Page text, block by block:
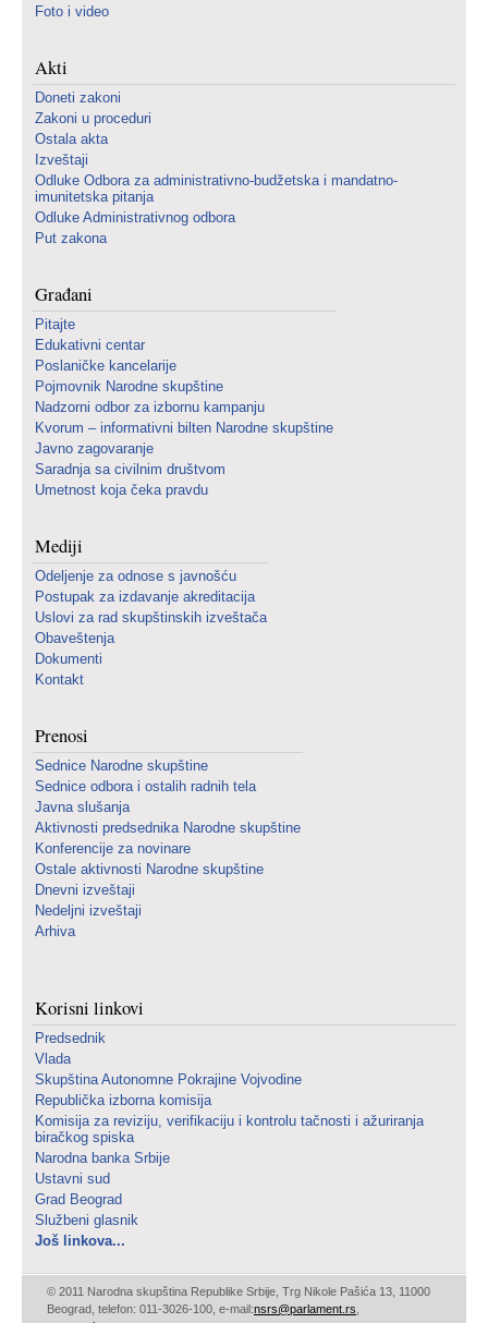
Foto i video
Akti
Doneti zakoni
Zakoni u proceduri
Ostala akta
Izveštaji
Odluke Odbora za administrativno-budžetska i mandatno-
imunitetska pitanja
Odluke Administrativnog odbora
Put zakona
Građani
Pitajte
Edukativni centar
Poslaničke kancelarije
Pojmovnik Narodne skupštine
Nadzorni odbor za izbornu kampanju
Kvorum – informativni bilten Narodne skupštine
Javno zagovaranje
Saradnja sa civilnim društvom
Umetnost koja čeka pravdu
Mediji
Odeljenje za odnose s javnošću
Postupak za izdavanje akreditacija
Uslovi za rad skupštinskih izveštača
Obaveštenja
Dokumenti
Kontakt
Prenosi
Sednice Narodne skupštine
Sednice odbora i ostalih radnih tela
Javna slušanja
Aktivnosti predsednika Narodne skupštine
Konferencije za novinare
Ostale aktivnosti Narodne skupštine
Dnevni izveštaji
Nedeljni izveštaji
Arhiva
Korisni linkovi
Predsednik
Vlada
Skupština Autonomne Pokrajine Vojvodine
Republička izborna komisija
Komisija za reviziju, verifikaciju i kontrolu tačnosti i ažuriranja
biračkog spiska
Narodna banka Srbije
Ustavni sud
Grad Beograd
Službeni glasnik
Još linkova...
© 2011 Narodna skupština Republike Srbije, Trg Nikole Pašića 13, 11000
Beograd, telefon: 011-3026-100, e-mail:nsrs@parlament.rs